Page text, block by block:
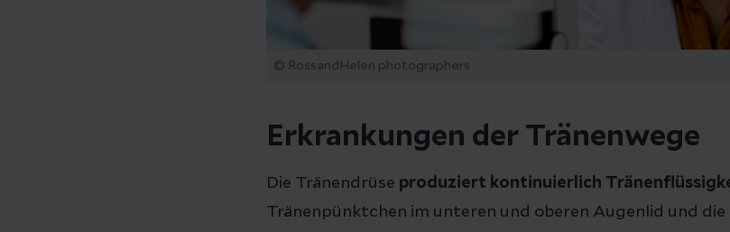
© RossandHelen photographers
Erkrankungen der Tränenwege
Die Tränendrüse produziert kontinuierlich
Tränenpünktchen im unteren und oberen Augenlid und die